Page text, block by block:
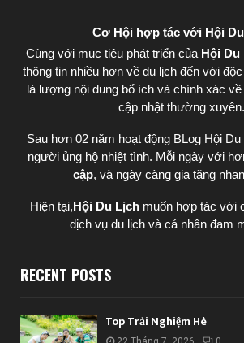
Cơ Hội hợp tác với Hội
Cùng với mục tiêu phát triển của Hội Du
thông tin nhiều hơn về du lịch đến với
là lượng nội dung bổ ích và chính xác
cập nhật thường xuyên.
Sau hơn 02 năm hoạt động BLog Hội
người ủng hộ nhiệt tình. Mỗi ngày với
cập, và ngày càng gia tăng
Hiện tại,Hội Du Lịch muốn hợp tác với
dịch vụ du lịch và cá nhân đam
RECENT POSTS
Top Trải Nghiệm Hè